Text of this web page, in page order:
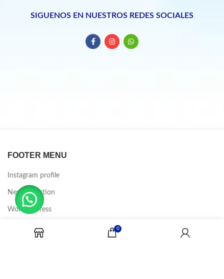
SIGUENOS EN NUESTROS REDES SOCIALES
FOOTER MENU
Instagram profile
New Collection
Woman Dress
Contact Us 0